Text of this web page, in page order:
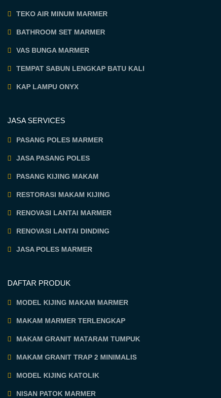
TEKO AIR MINUM MARMER
BATHROOM SET MARMER
VAS BUNGA MARMER
TEMPAT SABUN LENGKAP BATU KALI
KAP LAMPU ONYX
JASA SERVICES
PASANG POLES MARMER
JASA PASANG POLES
PASANG KIJING MAKAM
RESTORASI MAKAM KIJING
RENOVASI LANTAI MARMER
RENOVASI LANTAI DINDING
JASA POLES MARMER
DAFTAR PRODUK
MODEL KIJING MAKAM MARMER
MAKAM MARMER TERLENGKAP
MAKAM GRANIT MATARAM TUMPUK
MAKAM GRANIT TRAP 2 MINIMALIS
MODEL KIJING KATOLIK
NISAN PATOK MARMER